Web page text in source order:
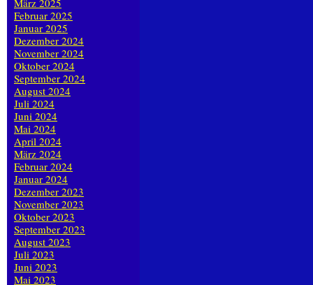
März 2025
Februar 2025
Januar 2025
Dezember 2024
November 2024
Oktober 2024
September 2024
August 2024
Juli 2024
Juni 2024
Mai 2024
April 2024
März 2024
Februar 2024
Januar 2024
Dezember 2023
November 2023
Oktober 2023
September 2023
August 2023
Juli 2023
Juni 2023
Mai 2023